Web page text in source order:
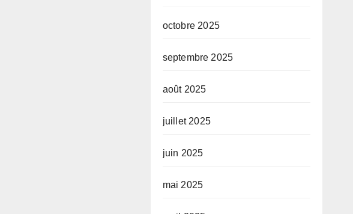
octobre 2025
septembre 2025
août 2025
juillet 2025
juin 2025
mai 2025